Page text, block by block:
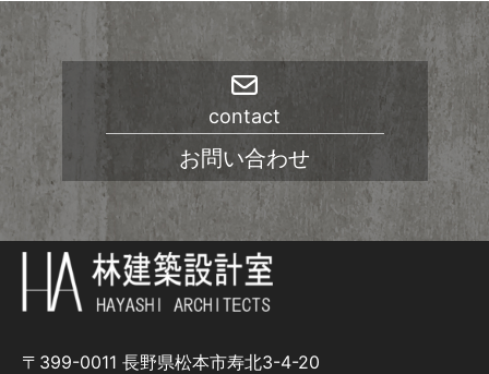
contact
お問い合わせ
〒399-0011 長野県松本市寿北3-4-20